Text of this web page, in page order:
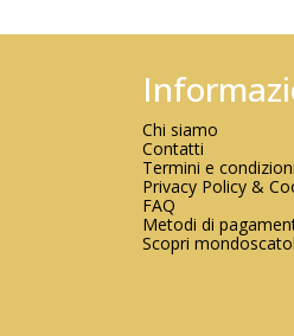
Chi siamo
Contatti
Termini e condizioni
Privacy Policy &
FAQ
Metodi di
Scopri